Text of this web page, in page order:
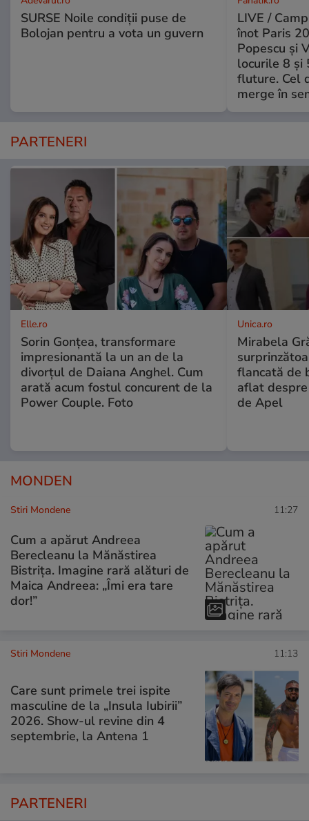
SURSE Noile condiții puse de
Bolojan pentru a vota un guvern
LIVE /
înot Paris
Popescu și
locurile 8 și
fluture. Cel
merge în
PARTENERI
Elle.ro
Sorin Gonțea, transformare
impresionantă la un an de la
divorțul de Daiana Anghel. Cum
arată acum fostul concurent de la
Power Couple. Foto
Unica.ro
Mirabela
flancată de
aflat
de Apel
MONDEN
Stiri Mondene 11:27
Cum a apărut Andreea
Berecleanu la Mănăstirea
Bistrița. Imagine rară alături de
Maica Andreea: „Îmi era tare
dor!”
Stiri Mondene 11:13
Care sunt primele trei ispite
masculine de la „Insula Iubirii”
2026. Show-ul revine din 4
septembrie, la Antena 1
PARTENERI